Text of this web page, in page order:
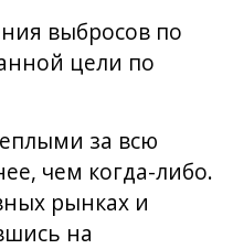
выбросов по
цели по
за всю
чем когда-либо.
рынках и
на